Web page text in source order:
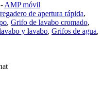
- AMP móvil
de apertura rápida,
, Grifo de lavabo cromado,
y lavabo, Grifos de agua,